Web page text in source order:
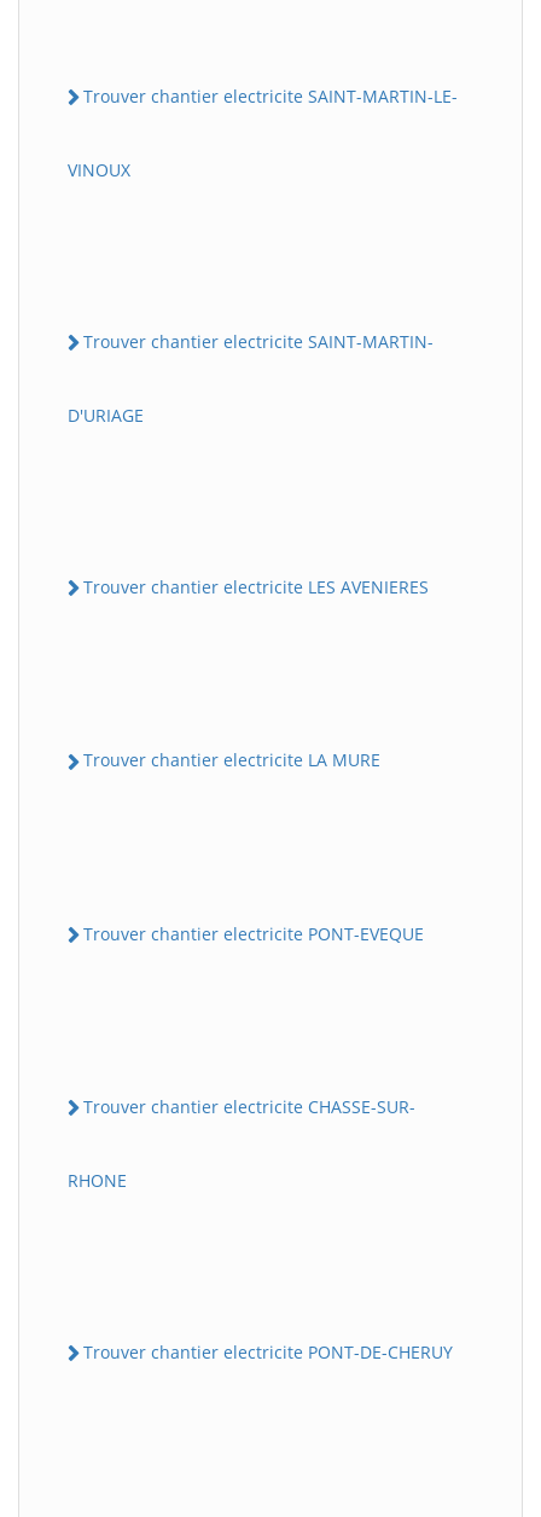
Trouver chantier electricite SAINT-MARTIN-LE-
VINOUX
Trouver chantier electricite SAINT-MARTIN-
D'URIAGE
Trouver chantier electricite LES AVENIERES
Trouver chantier electricite LA MURE
Trouver chantier electricite PONT-EVEQUE
Trouver chantier electricite CHASSE-SUR-
RHONE
Trouver chantier electricite PONT-DE-CHERUY